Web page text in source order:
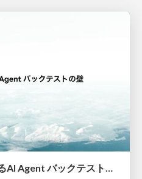
C-Shared Buildで突破するAI Agent バックテストの壁